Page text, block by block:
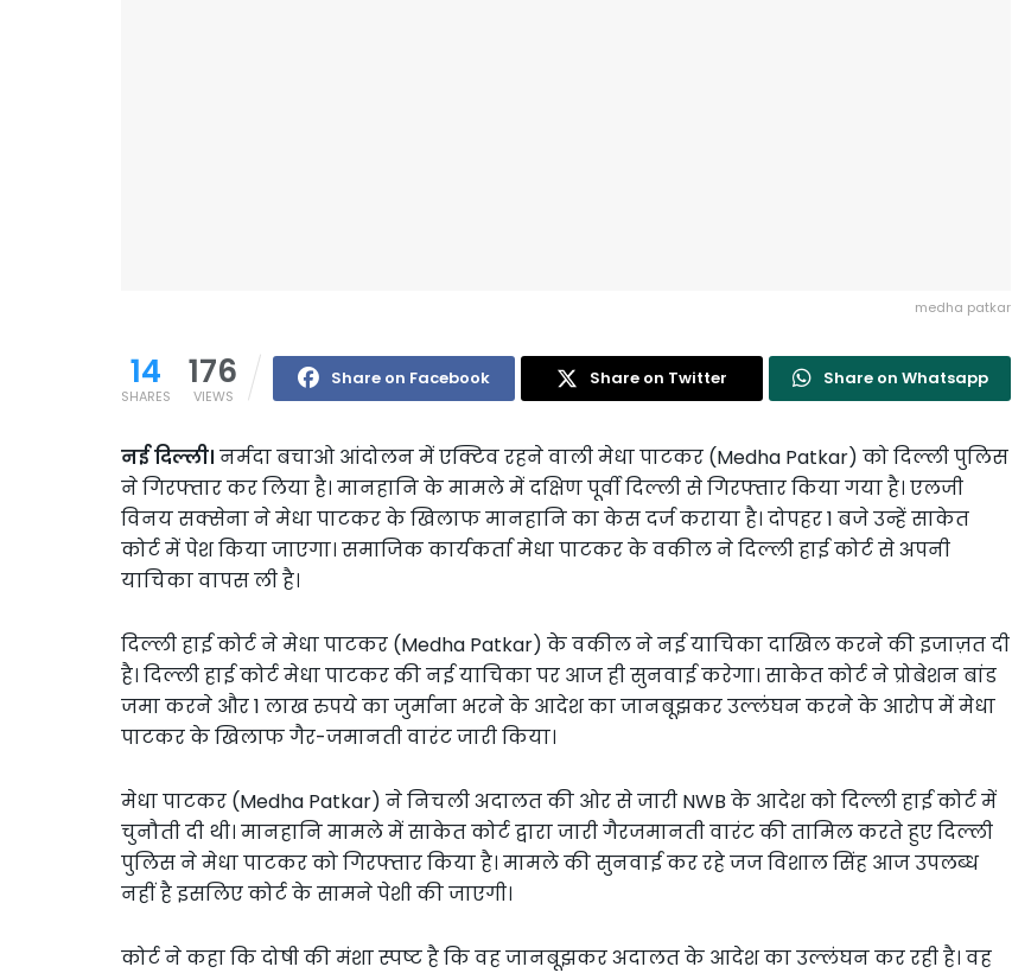
medha patkar
14
SHARES
176
VIEWS
Share on Facebook Share on Twitter Share on Whatsapp
नई दिल्ली। नर्मदा बचाओ आंदोलन में एक्टिव रहने वाली मेधा पाटकर (Medha Patkar) को दिल्ली पुलिस
ने गिरफ्तार कर लिया है। मानहानि के मामले में दक्षिण पूर्वी दिल्ली से गिरफ्तार किया गया है। एलजी
विनय सक्सेना ने मेधा पाटकर के खिलाफ मानहानि का केस दर्ज कराया है। दोपहर 1 बजे उन्हें साकेत
कोर्ट में पेश किया जाएगा। समाजिक कार्यकर्ता मेधा पाटकर के वकील ने दिल्ली हाई कोर्ट से अपनी
याचिका वापस ली है।
दिल्ली हाई कोर्ट ने मेधा पाटकर (Medha Patkar) के वकील ने नई याचिका दाखिल करने की इजाज़त दी
है। दिल्ली हाई कोर्ट मेधा पाटकर की नई याचिका पर आज ही सुनवाई करेगा। साकेत कोर्ट ने प्रोबेशन बांड
जमा करने और 1 लाख रुपये का जुर्माना भरने के आदेश का जानबूझकर उल्लंघन करने के आरोप में मेधा
पाटकर के खिलाफ गैर-जमानती वारंट जारी किया।
मेधा पाटकर (Medha Patkar) ने निचली अदालत की ओर से जारी NWB के आदेश को दिल्ली हाई कोर्ट में
चुनौती दी थी। मानहानि मामले में साकेत कोर्ट द्वारा जारी गैरजमानती वारंट की तामिल करते हुए दिल्ली
पुलिस ने मेधा पाटकर को गिरफ्तार किया है। मामले की सुनवाई कर रहे जज विशाल सिंह आज उपलब्ध
नहीं है इसलिए कोर्ट के सामने पेशी की जाएगी।
कोर्ट ने कहा कि दोषी की मंशा स्पष्ट है कि वह जानबूझकर अदालत के आदेश का उल्लंघन कर रही है। वह